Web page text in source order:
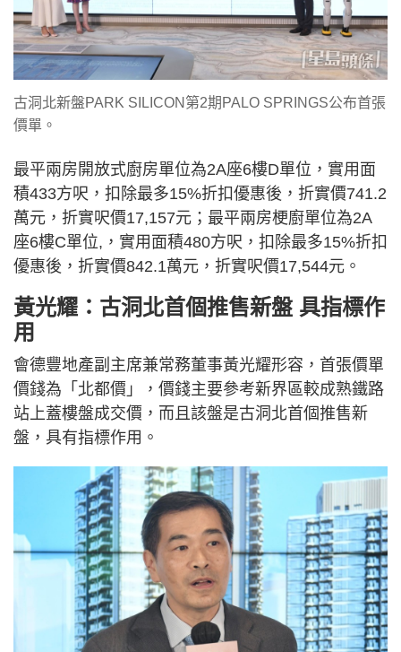
古洞北新盤PARK SILICON第2期PALO SPRINGS公布首張
價單。
最平兩房開放式廚房單位為2A座6樓D單位，實用面
積433方呎，扣除最多15%折扣優惠後，折實價741.2
萬元，折實呎價17,157元；最平兩房梗廚單位為2A
座6樓C單位,，實用面積480方呎，扣除最多15%折扣
優惠後，折實價842.1萬元，折實呎價17,544元。
黃光耀：古洞北首個推售新盤 具指標作
用
會德豐地產副主席兼常務董事黃光耀形容，首張價單
價錢為「北都價」，價錢主要參考新界區較成熟鐵路
站上蓋樓盤成交價，而且該盤是古洞北首個推售新
盤，具有指標作用。